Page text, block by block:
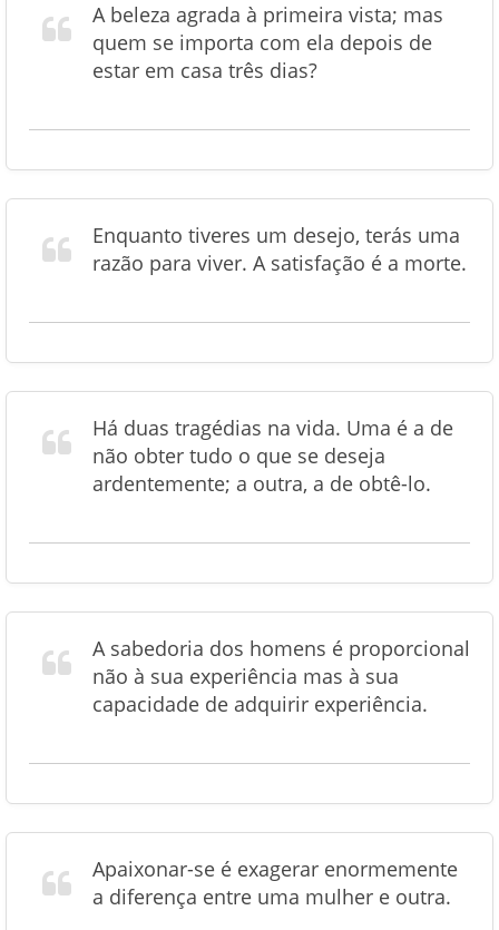
A beleza agrada à primeira vista; mas
quem se importa com ela depois de
estar em casa três dias?
Enquanto tiveres um desejo, terás uma
razão para viver. A satisfação é a morte.
Há duas tragédias na vida. Uma é a de
não obter tudo o que se deseja
ardentemente; a outra, a de obtê-lo.
A sabedoria dos homens é proporcional
não à sua experiência mas à sua
capacidade de adquirir experiência.
Apaixonar-se é exagerar enormemente
a diferença entre uma mulher e outra.